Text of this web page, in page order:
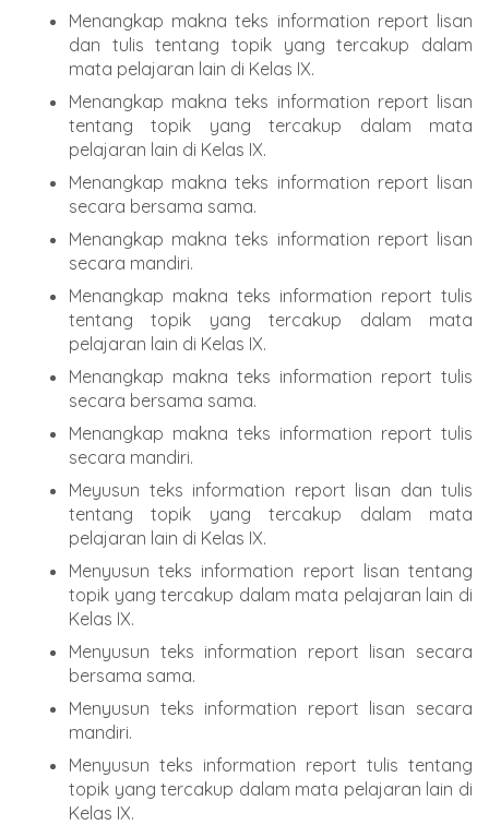
Menangkap makna teks information report lisan
dan tulis tentang topik yang tercakup dalam
mata pelajaran lain di Kelas IX.
Menangkap makna teks information report lisan
tentang topik yang tercakup dalam mata
pelajaran lain di Kelas IX.
Menangkap makna teks information report lisan
secara bersama sama.
Menangkap makna teks information report lisan
secara mandiri.
Menangkap makna teks information report tulis
tentang topik yang tercakup dalam mata
pelajaran lain di Kelas IX.
Menangkap makna teks information report tulis
secara bersama sama.
Menangkap makna teks information report tulis
secara mandiri.
Meyusun teks information report lisan dan tulis
tentang topik yang tercakup dalam mata
pelajaran lain di Kelas IX.
Menyusun teks information report lisan tentang
topik yang tercakup dalam mata pelajaran lain di
Kelas IX.
Menyusun teks information report lisan secara
bersama sama.
Menyusun teks information report lisan secara
mandiri.
Menyusun teks information report tulis tentang
topik yang tercakup dalam mata pelajaran lain di
Kelas IX.